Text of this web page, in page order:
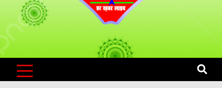
KNLS LIVE
India`s No.1 News Portal